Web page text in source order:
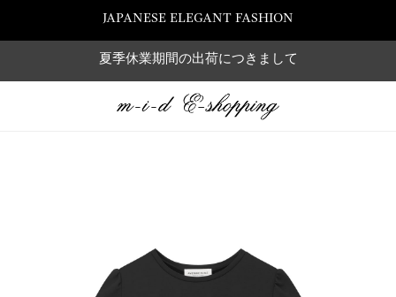
JAPANESE ELEGANT FASHION
夏季休業期間の出荷につきまして